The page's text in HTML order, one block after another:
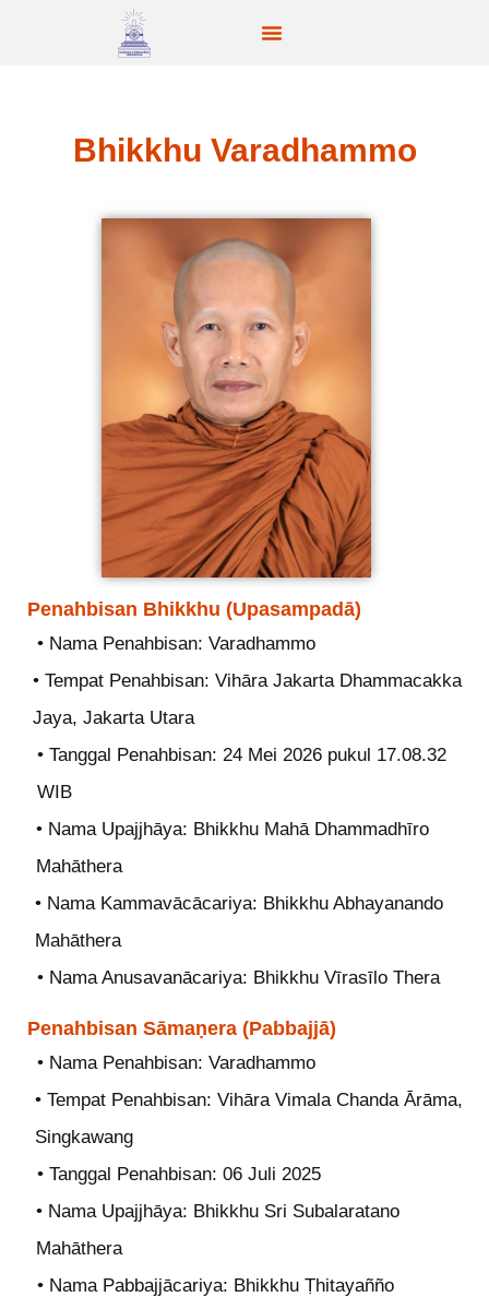
Bhikkhu Varadhammo
Penahbisan Bhikkhu (Upasampadā)
• Nama Penahbisan: Varadhammo
• Tempat Penahbisan: Vihāra Jakarta Dhammacakka
Jaya, Jakarta Utara
• Tanggal Penahbisan: 24 Mei 2026 pukul 17.08.32
WIB
• Nama Upajjhāya: Bhikkhu Mahā Dhammadhīro
Mahāthera
• Nama Kammavācācariya: Bhikkhu Abhayanando
Mahāthera
• Nama Anusavanācariya: Bhikkhu Vīrasīlo Thera
Penahbisan Sāmaṇera (Pabbajjā)
• Nama Penahbisan: Varadhammo
• Tempat Penahbisan: Vihāra Vimala Chanda Ārāma,
Singkawang
• Tanggal Penahbisan: 06 Juli 2025
• Nama Upajjhāya: Bhikkhu Sri Subalaratano
Mahāthera
• Nama Pabbajjācariya: Bhikkhu Ṭhitayañño